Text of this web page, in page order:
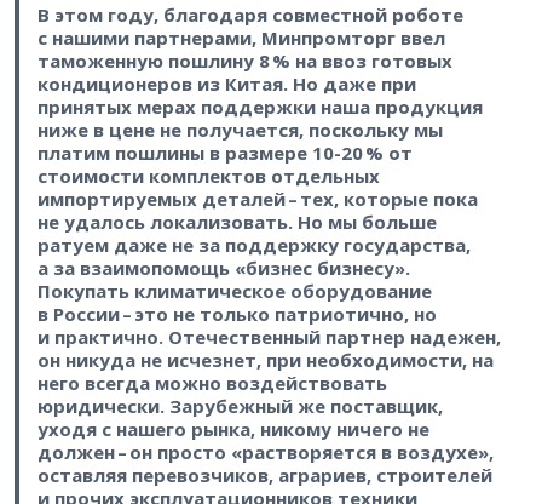
В этом году, благодаря совместной роботе
с нашими партнерами, Минпромторг ввел
таможенную пошлину 8 % на ввоз готовых
кондиционеров из Китая. Но даже при
принятых мерах поддержки наша продукция
ниже в цене не получается, поскольку мы
платим пошлины в размере 10-20 % от
стоимости комплектов отдельных
импортируемых деталей – ​тех, которые пока
не удалось локализовать. Но мы больше
ратуем даже не за поддержку государства,
а за взаимопомощь «бизнес бизнесу».
Покупать климатическое оборудование
в России – ​это не только патриотично, но
и практично. Отечественный партнер надежен,
он никуда не исчезнет, при необходимости, на
него всегда можно воздействовать
юридически. Зарубежный же поставщик,
уходя с нашего рынка, никому ничего не
должен – ​он просто «растворяется в воздухе»,
оставляя перевозчиков, аграриев, строителей
и прочих эксплуатационников техники